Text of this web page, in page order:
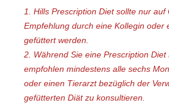
1. Hills Prescription Diet sollte nur
Empfehlung durch eine Kollegin oder
gefüttert werden.
2. Während Sie eine Prescription
empfohlen mindestens alle sechs
oder einen Tierarzt bezüglich der
gefütterten Diät zu konsultieren.